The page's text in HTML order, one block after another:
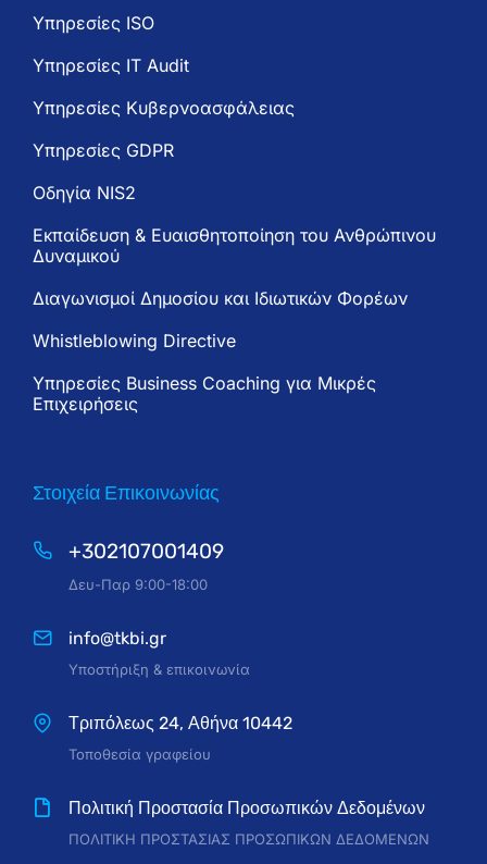
Υπηρεσίες ISO
Υπηρεσίες IT Audit
Υπηρεσίες Κυβερνοασφάλειας
Υπηρεσίες GDPR
Oδηγία NIS2
Εκπαίδευση & Ευαισθητοποίηση του Ανθρώπινου
Δυναμικού
Διαγωνισμοί Δημοσίου και Ιδιωτικών Φορέων
Whistleblowing Directive
Υπηρεσίες Business Coaching για Μικρές
Επιχειρήσεις
Στοιχεία Επικοινωνίας
+302107001409
Δευ-Παρ 9:00-18:00
info@tkbi.gr
Υποστήριξη & επικοινωνία
Τριπόλεως 24, Αθήνα 10442
Τοποθεσία γραφείου
Πολιτική Προστασία Προσωπικών Δεδομένων
ΠΟΛΙΤΙΚΗ ΠΡΟΣΤΑΣΙΑΣ ΠΡΟΣΩΠΙΚΩΝ ΔΕΔΟΜΕΝΩΝ